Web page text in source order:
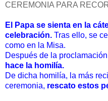
CEREMONIA PARA
El Papa se sienta en la
celebración. Tras ello, se
como en la Misa.
Después de la
hace la homilía.
De dicha homilía, la más
ceremonia, rescato estos